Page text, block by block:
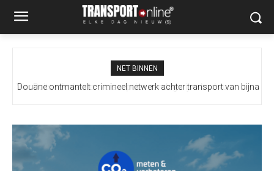
NET BINNEN
Douane ontmantelt crimineel netwerk achter transport van bijna